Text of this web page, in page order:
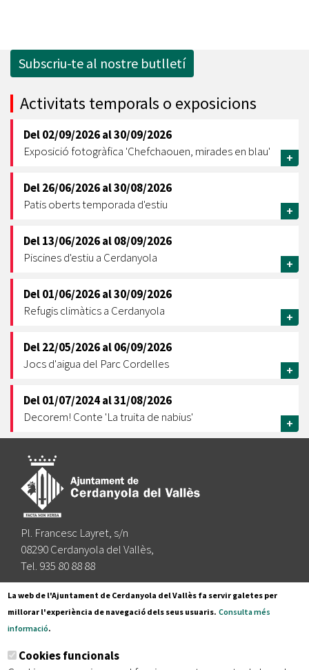
Subscriu-te al nostre butlletí
Activitats temporals o exposicions
Del02/09/2026al30/09/2026
Exposició fotogràfica 'Chefchaouen, mirades en blau'
+
Del26/06/2026al30/08/2026
Patis oberts temporada d'estiu
+
Del13/06/2026al08/09/2026
Piscines d'estiu a Cerdanyola
+
Del01/06/2026al30/09/2026
Refugis climàtics a Cerdanyola
+
Del22/05/2026al06/09/2026
Jocs d'aigua del Parc Cordelles
+
Del01/07/2024al31/08/2026
Decorem! Conte 'La truita de nabius'
+
Pl. Francesc Layret, s/n
08290 Cerdanyola del Vallès,
Tel. 935 80 88 88
Segueix-nos a:
Subscriu-te al nostre butlletí
La web de l'Ajuntament de Cerdanyola del Vallès fa servir galetes per
millorar l'experiència de navegació dels seus usuaris. Consulta més
informació.
Cookies funcionals